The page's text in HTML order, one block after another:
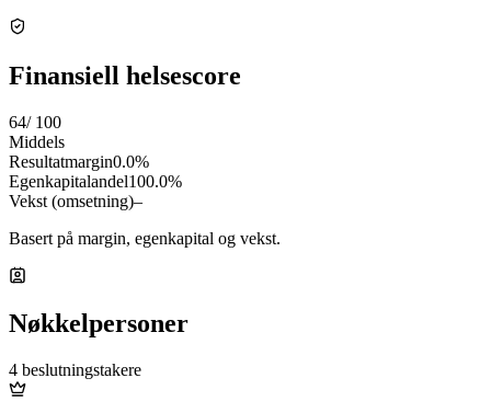
Finansiell helsescore
64/ 100
Middels
Resultatmargin0.0%
Egenkapitalandel100.0%
Vekst (omsetning)–
Basert på margin, egenkapital og vekst.
Nøkkelpersoner
4 beslutningstakere